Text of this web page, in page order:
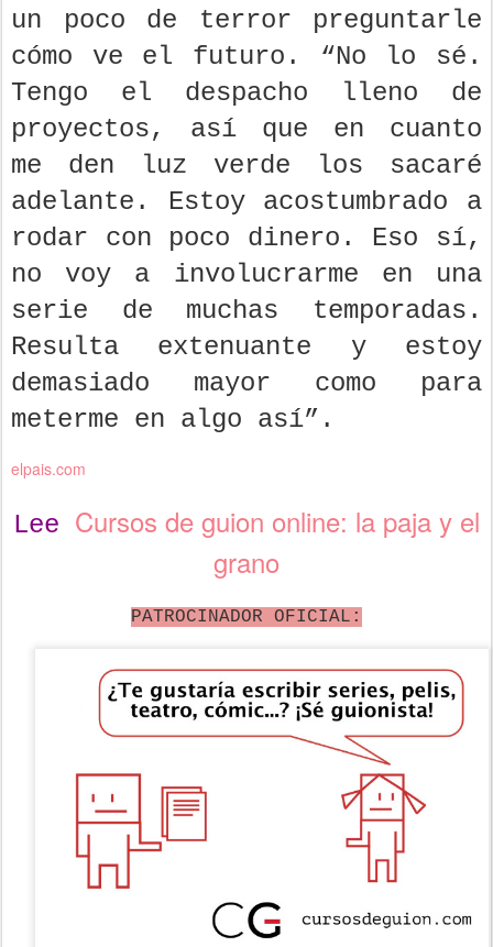
un poco de terror preguntarle
cómo ve el futuro. “No lo sé.
Tengo el despacho lleno de
proyectos, así que en cuanto
me den luz verde los sacaré
adelante. Estoy acostumbrado a
rodar con poco dinero. Eso sí,
no voy a involucrarme en una
serie de muchas temporadas.
Resulta extenuante y estoy
demasiado mayor como para
meterme en algo así”.
elpais.com
Lee Cursos de guion online: la paja y el
grano
PATROCINADOR OFICIAL: